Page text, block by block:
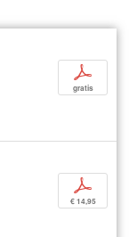
p
gratis
p
€ 14,95